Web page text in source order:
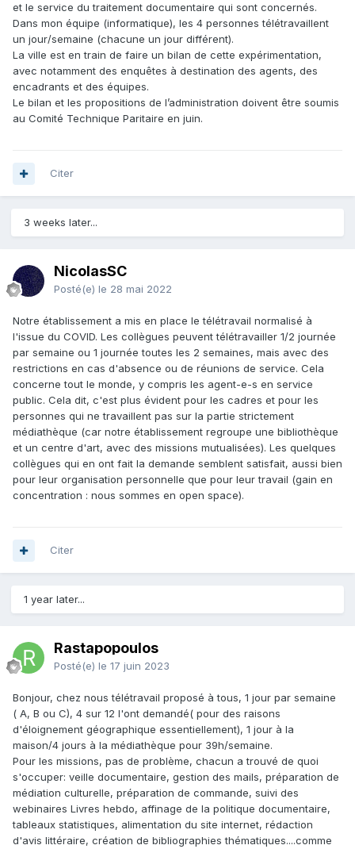
et le service du traitement documentaire qui sont concernés.
Dans mon équipe (informatique), les 4 personnes télétravaillent
un jour/semaine (chacune un jour différent).
La ville est en train de faire un bilan de cette expérimentation,
avec notamment des enquêtes à destination des agents, des
encadrants et des équipes.
Le bilan et les propositions de l’administration doivent être soumis
au Comité Technique Paritaire en juin.
Citer
3 weeks later...
NicolasSC
Posté(e) le 28 mai 2022
Notre établissement a mis en place le télétravail normalisé à
l'issue du COVID. Les collègues peuvent télétravailler 1/2 journée
par semaine ou 1 journée toutes les 2 semaines, mais avec des
restrictions en cas d'absence ou de réunions de service. Cela
concerne tout le monde, y compris les agent-e-s en service
public. Cela dit, c'est plus évident pour les cadres et pour les
personnes qui ne travaillent pas sur la partie strictement
médiathèque (car notre établissement regroupe une bibliothèque
et un centre d'art, avec des missions mutualisées). Les quelques
collègues qui en ont fait la demande semblent satisfait, aussi bien
pour leur organisation personnelle que pour leur travail (gain en
concentration : nous sommes en open space).
Citer
1 year later...
Rastapopoulos
Posté(e) le 17 juin 2023
Bonjour, chez nous télétravail proposé à tous, 1 jour par semaine
( A, B ou C), 4 sur 12 l'ont demandé( pour des raisons
d'éloignement géographique essentiellement), 1 jour à la
maison/4 jours à la médiathèque pour 39h/semaine.
Pour les missions, pas de problème, chacun a trouvé de quoi
s'occuper: veille documentaire, gestion des mails, préparation de
médiation culturelle, préparation de commande, suivi des
webinaires Livres hebdo, affinage de la politique documentaire,
tableaux statistiques, alimentation du site internet, rédaction
d'avis littéraire, création de bibliographies thématiques....comme